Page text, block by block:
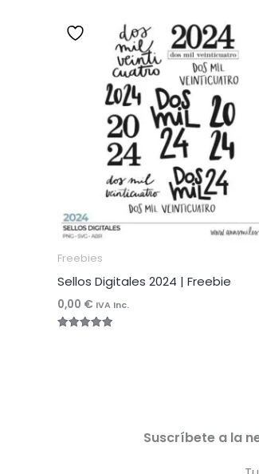
Freebies
Sellos Digitales 2024 | Freebie
0,00 € IVA Inc.
Suscríbete a la